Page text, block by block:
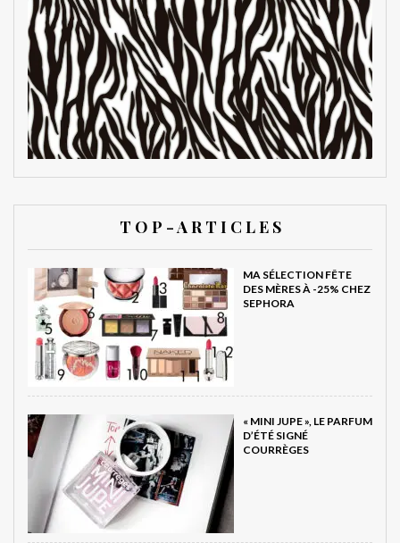
T O P - A R T I C L E S
MA SÉLECTION FÊTE
DES MÈRES À -25% CHEZ
SEPHORA
« MINI JUPE », LE PARFUM
D’ÉTÉ SIGNÉ
COURRÈGES